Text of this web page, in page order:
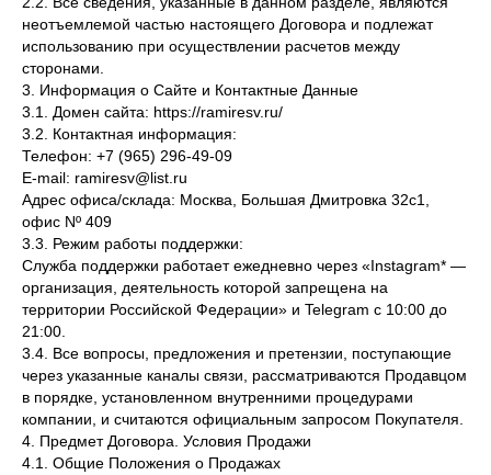
неотъемлемой частью настоящего Договора и подлежат
использованию при осуществлении расчетов между
сторонами.
3. Информация о Сайте и Контактные Данные
3.1. Домен сайта: https://ramiresv.ru/
3.2. Контактная информация:
Телефон: +7 (965) 296-49-09
E-mail: ramiresv@list.ru
Адрес офиса/склада: Москва, Большая Дмитровка 32с1,
офис Nº 409
3.3. Режим работы поддержки:
Служба поддержки работает ежедневно через «Instagram* —
организация, деятельность которой запрещена на
территории Российской Федерации» и Telegram с 10:00 до
21:00.
3.4. Все вопросы, предложения и претензии, поступающие
через указанные каналы связи, рассматриваются Продавцом
в порядке, установленном внутренними процедурами
компании, и считаются официальным запросом Покупателя.
4. Предмет Договора. Условия Продажи
4.1. Общие Положения о Продажах